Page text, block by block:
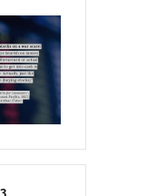
dài hạn
Philip